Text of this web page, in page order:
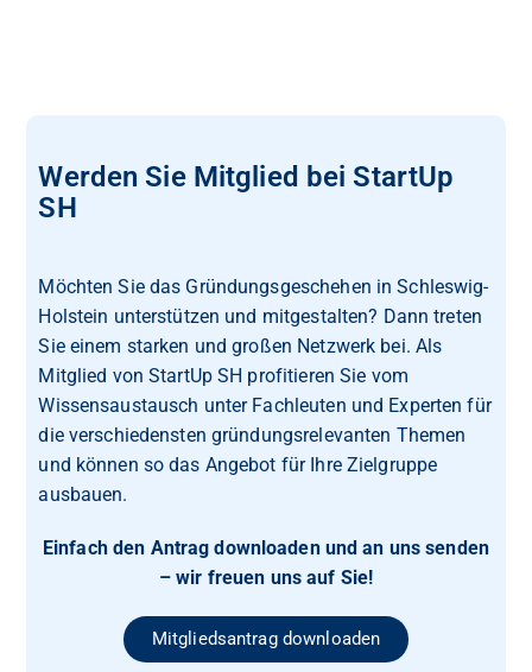
Werden Sie Mitglied bei StartUp
SH
Möchten Sie das Gründungsgeschehen in Schleswig-
Holstein unterstützen und mitgestalten? Dann treten
Sie einem starken und großen Netzwerk bei. Als
Mitglied von StartUp SH profitieren Sie vom
Wissensaustausch unter Fachleuten und Experten für
die verschiedensten gründungsrelevanten Themen
und können so das Angebot für Ihre Zielgruppe
ausbauen.
Einfach den Antrag downloaden und an uns senden
– wir freuen uns auf Sie!
Mitgliedsantrag downloaden